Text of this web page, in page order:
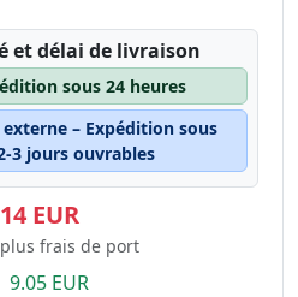
et délai de livraison
sous 24 heures
– Expédition sous
3 jours ouvrables
EUR
plus frais de port
EUR